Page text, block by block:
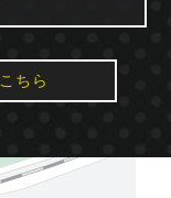
こちら